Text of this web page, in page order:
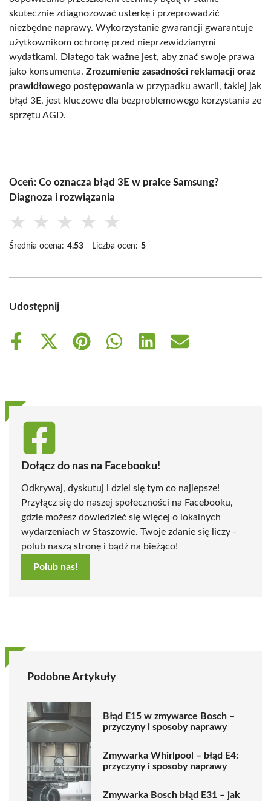
skutecznie zdiagnozować usterkę i przeprowadzić
niezbędne naprawy. Wykorzystanie gwarancji gwarantuje
użytkownikom ochronę przed nieprzewidzianymi
wydatkami. Dlatego tak ważne jest, aby znać swoje prawa
jako konsumenta. Zrozumienie zasadności reklamacji oraz
prawidłowego postępowania w przypadku awarii, takiej jak
błąd 3E, jest kluczowe dla bezproblemowego korzystania ze
sprzętu AGD.
Oceń: Co oznacza błąd 3E w pralce Samsung?
Diagnoza i rozwiązania
★ ★ ★ ★ ★
Średnia ocena: 4.53 Liczba ocen: 5
Udostępnij
Share
Share
(Twitter)
Share
Share
Share
Share
Dołącz do nas na Facebooku!
Odkrywaj, dyskutuj i dziel się tym co najlepsze!
Przyłącz się do naszej społeczności na Facebooku,
gdzie możesz dowiedzieć się więcej o lokalnych
wydarzeniach w Staszowie. Twoje zdanie się liczy -
polub naszą stronę i bądź na bieżąco!
Polub nas!
Podobne Artykuły
Błąd E15 w zmywarce Bosch –
przyczyny i sposoby naprawy
Zmywarka Whirlpool – błąd E4:
przyczyny i sposoby naprawy
Zmywarka Bosch błąd E31 – jak